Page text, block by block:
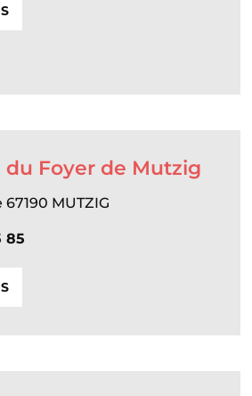
du Foyer de Mutzig
MUTZIG
85